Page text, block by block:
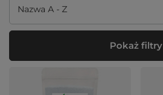
Zmień sortowanie
Nazwa A - Z
Pokaż filtry